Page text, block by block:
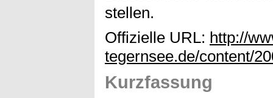
stellen.
Offizielle URL: http://
tegernsee.de/content/
Kurzfassung